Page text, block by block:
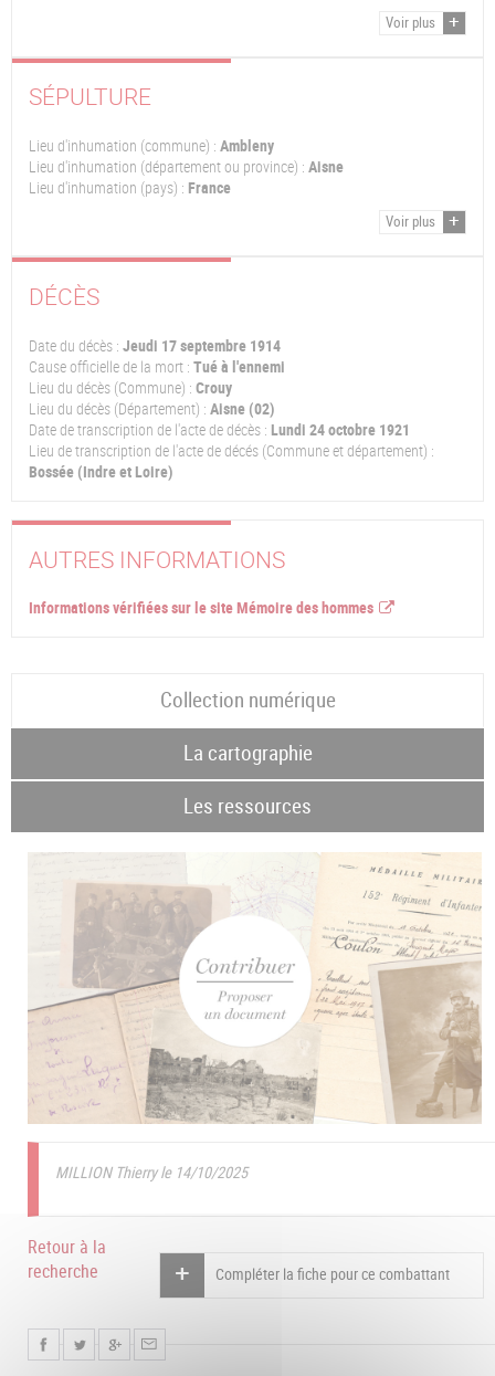
Voir plus
SÉPULTURE
Lieu d'inhumation (commune) : Ambleny
Lieu d'inhumation (département ou province) : Aisne
Lieu d'inhumation (pays) : France
Voir plus
DÉCÈS
Date du décès : Jeudi 17 septembre 1914
Cause officielle de la mort : Tué à l'ennemi
Lieu du décès (Commune) : Crouy
Lieu du décès (Département) : Aisne (02)
Date de transcription de l'acte de décès : Lundi 24 octobre 1921
Lieu de transcription de l'acte de décés (Commune et département) :
Bossée (Indre et Loire)
AUTRES INFORMATIONS
Informations vérifiées sur le site Mémoire des hommes
Collection numérique
La cartographie
Les ressources
MILLION Thierry le 14/10/2025
Compléter la fiche pour ce combattant
Retour à la
recherche